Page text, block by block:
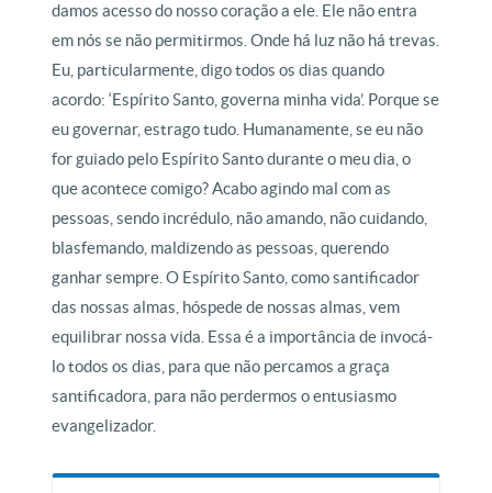
damos acesso do nosso coração a ele. Ele não entra
em nós se não permitirmos. Onde há luz não há trevas.
Eu, particularmente, digo todos os dias quando
acordo: ‘Espírito Santo, governa minha vida’. Porque se
eu governar, estrago tudo. Humanamente, se eu não
for guiado pelo Espírito Santo durante o meu dia, o
que acontece comigo? Acabo agindo mal com as
pessoas, sendo incrédulo, não amando, não cuidando,
blasfemando, maldizendo as pessoas, querendo
ganhar sempre. O Espírito Santo, como santificador
das nossas almas, hóspede de nossas almas, vem
equilibrar nossa vida. Essa é a importância de invocá-
lo todos os dias, para que não percamos a graça
santificadora, para não perdermos o entusiasmo
evangelizador.